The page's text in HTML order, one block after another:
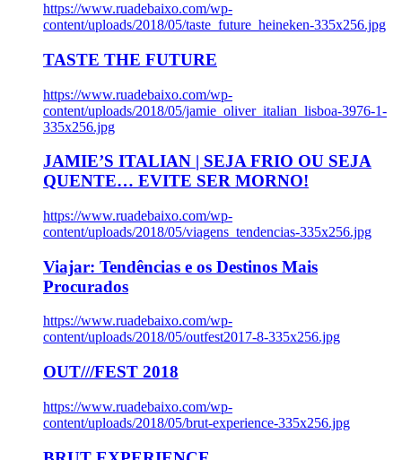
https://www.ruadebaixo.com/wp-
content/uploads/2018/05/taste_future_heineken-335x256.jpg
TASTE THE FUTURE
https://www.ruadebaixo.com/wp-
content/uploads/2018/05/jamie_oliver_italian_lisboa-3976-1-
335x256.jpg
JAMIE’S ITALIAN | SEJA FRIO OU SEJA
QUENTE… EVITE SER MORNO!
https://www.ruadebaixo.com/wp-
content/uploads/2018/05/viagens_tendencias-335x256.jpg
Viajar: Tendências e os Destinos Mais
Procurados
https://www.ruadebaixo.com/wp-
content/uploads/2018/05/outfest2017-8-335x256.jpg
OUT///FEST 2018
https://www.ruadebaixo.com/wp-
content/uploads/2018/05/brut-experience-335x256.jpg